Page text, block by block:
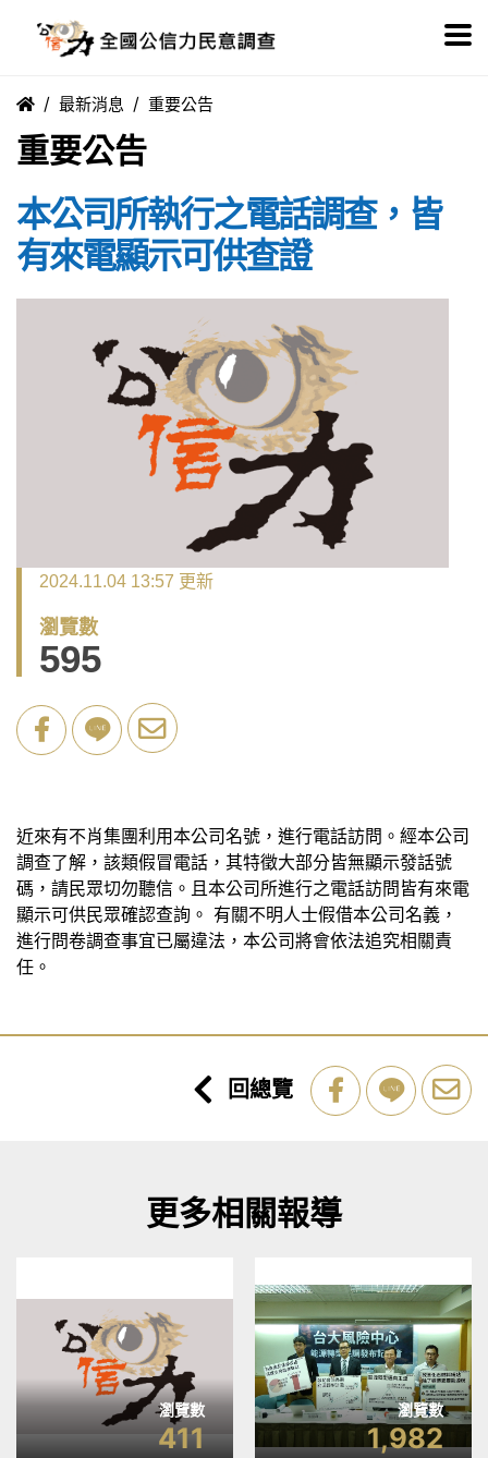
最新消息 重要公告
重要公告
本公司所執行之電話調查，皆
有來電顯示可供查證
2024.11.04 13:57 更新
瀏覽數
595
近來有不肖集團利用本公司名號，進行電話訪問。經本公司
調查了解，該類假冒電話，其特徵大部分皆無顯示發話號
碼，請民眾切勿聽信。且本公司所進行之電話訪問皆有來電
顯示可供民眾確認查詢。 有關不明人士假借本公司名義，
進行問卷調查事宜已屬違法，本公司將會依法追究相關責
任。
回總覽
更多相關報導
瀏覽數
411
瀏覽數
1,982